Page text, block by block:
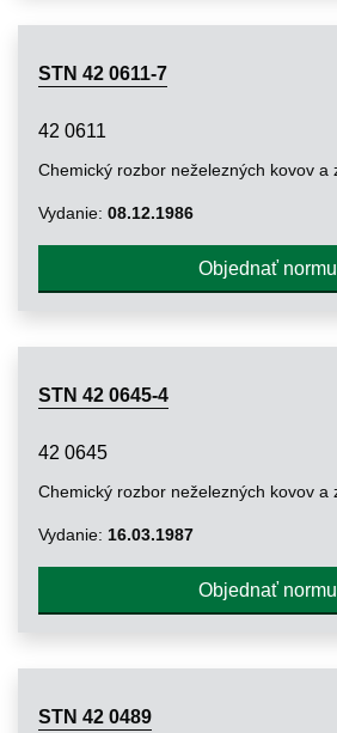
STN 42 0611-7
42 0611
Vydanie: 08.12.1986
Objednať normu
STN 42 0645-4
42 0645
Vydanie: 16.03.1987
Objednať normu
STN 42 0489